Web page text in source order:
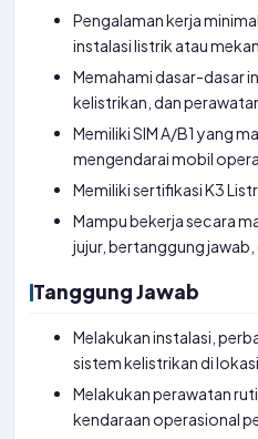
Pengalaman kerja
instalasi listrik atau
Memahami dasar-dasar
kelistrikan, dan
Memiliki SIM A/B1 yang
mengendarai mobil
Memiliki sertifikasi K3
Mampu bekerja secara
jujur, bertanggung
Tanggung Jawab
Melakukan instalasi,
sistem kelistrikan di
Melakukan perawatan
kendaraan operasional